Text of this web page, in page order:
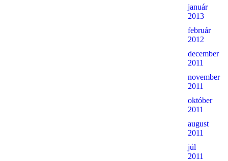
január
2013
február
2012
december
2011
november
2011
október
2011
august
2011
júl
2011